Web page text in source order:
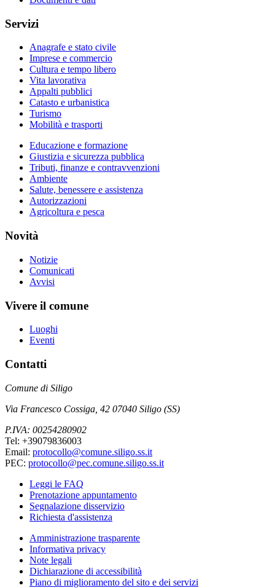
Servizi
Anagrafe e stato civile
Imprese e commercio
Cultura e tempo libero
Vita lavorativa
Appalti pubblici
Catasto e urbanistica
Turismo
Mobilità e trasporti
Educazione e formazione
Giustizia e sicurezza pubblica
Tributi, finanze e contravvenzioni
Ambiente
Salute, benessere e assistenza
Autorizzazioni
Agricoltura e pesca
Novità
Notizie
Comunicati
Avvisi
Vivere il comune
Luoghi
Eventi
Contatti
Comune di Siligo
Via Francesco Cossiga, 42 07040 Siligo (SS)
P.IVA: 00254280902
Tel: +39079836003
Email: protocollo@comune.siligo.ss.it
PEC: protocollo@pec.comune.siligo.ss.it
Leggi le FAQ
Prenotazione appuntamento
Segnalazione disservizio
Richiesta d'assistenza
Amministrazione trasparente
Informativa privacy
Note legali
Dichiarazione di accessibilità
Piano di miglioramento del sito e dei servizi